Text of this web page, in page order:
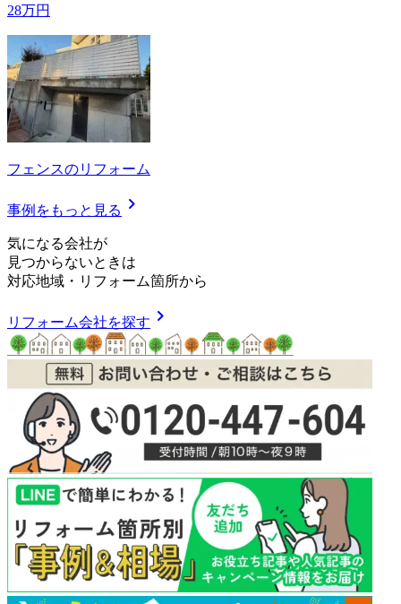
28万円
フェンスのリフォーム
事例をもっと見る chevron_right
気になる会社が
見つからないときは
対応地域 ・ リフォーム箇所から
リフォーム会社を探す chevron_right